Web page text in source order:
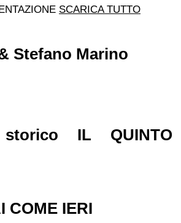
SCARICA TUTTO
Stefano Marino
IL QUINTO
COME IERI